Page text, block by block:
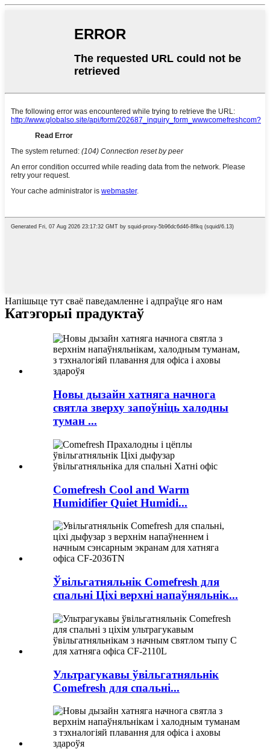
Напішыце тут сваё паведамленне і адпраўце яго нам
Катэгорыі прадуктаў
Новы дызайн хатняга начнога
святла зверху запоўніць халодны
туман ...
Comefresh Cool and Warm
Humidifier Quiet Humidi...
Ўвільгатняльнік Comefresh для
спальні Ціхі верхні напаўняльнік...
Ультрагукавы ўвільгатняльнік
Comefresh для спальні...